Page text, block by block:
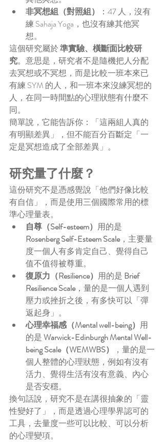
非冥想組（對照組）
：47 人，沒有
練 Sahaja Yoga，也沒有練其他冥
想。
這個研究屬於 準實驗、橫斷面比較研
究。意思是，研究者不是隨機把人分配
去冥想或不冥想，而是比較一班本來已
有練 SYM 的人，和一班本來沒練冥想的
人，在同一時間點的心理狀態有什麼不
同。
簡單說，它能告訴你：「這兩組人真的
有明顯差異」，但不能百分百斷定「一
定是冥想造成了全部差異」。
研究量了什麼？
這份研究不是憑感覺說「他們好像比較
有自信」，而是使用三個國際常用的標
準心理量表。
自尊（Self-esteem） 用的是
Rosenberg Self-Esteem Scale，主要量
度一個人有多肯定自己、覺得自己
值不值得被尊重。
復原力（Resilience） 用的是 Brief
Resilience Scale，量的是一個人遇到
壓力或挫折之後，有多快可以「彈
返起身」。
心理幸福感（Mental well-being） 用
的是 Warwick-Edinburgh Mental Well-
being Scale（WEMWBS）
，量的是一
個人整體的心理狀態，例如有沒有
活力、覺得生活有沒有意義、內心
是否安穩。
換句話說，研究不是在講很抽象的「靈
性變好了」，而是透過心理學界認可的
工具，去量度一些可以比較、可以分析
的心理變項。